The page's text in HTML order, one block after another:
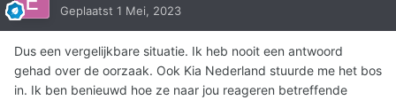
Geplaatst 1 Mei, 2023
Dus een vergelijkbare situatie. Ik heb nooit een antwoord
gehad over de oorzaak. Ook Kia Nederland stuurde me het bos
in. Ik ben benieuwd hoe ze naar jou reageren betreffende